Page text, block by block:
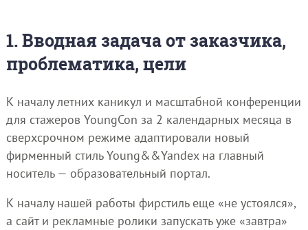
1. Вводная задача от заказчика,
проблематика, цели
К началу летних каникул и масштабной конференции
для стажеров YoungCon за 2 календарных месяца в
сверхсрочном режиме адаптировали новый
фирменный стиль Young&&Yandex на главный
носитель — образовательный портал.
К началу нашей работы фирстиль еще «не устоялся»,
а сайт и рекламные ролики запускать уже «завтра»